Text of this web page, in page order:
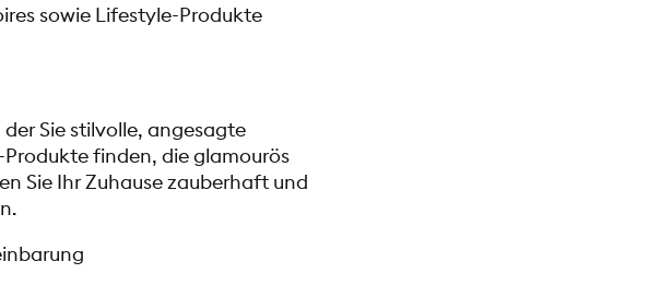
sowie Lifestyle-Produkte
Sie stilvolle, angesagte
finden, die glamourös
Sie Ihr Zuhause zauberhaft und